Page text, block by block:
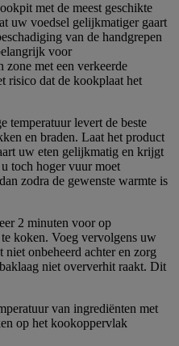
met de meest geschikte
uw voedsel gelijkmatiger gaart
van de handgrepen
voor
zone met een verkeerde
risico dat de kookplaat het
temperatuur levert de beste
en braden. Laat het product
uw eten gelijkmatig en krijgt
toch hoger vuur moet
zodra de gewenste warmte is
2 minuten voor op
koken. Voeg vervolgens uw
onbeheerd achter en zorg
niet oververhit raakt. Dit
van ingrediënten met
op het kookoppervlak